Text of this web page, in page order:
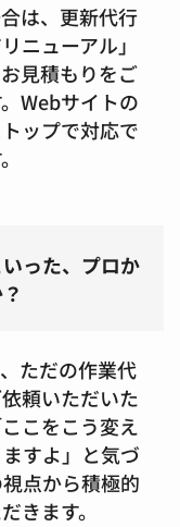
は、更新代行
ニューアル」
見積もりをご
Webサイトの
ップで対応で
った、プロか
ただの作業代
頼いただいた
こをこう変え
すよ」と気づ
点から積極的
きます。